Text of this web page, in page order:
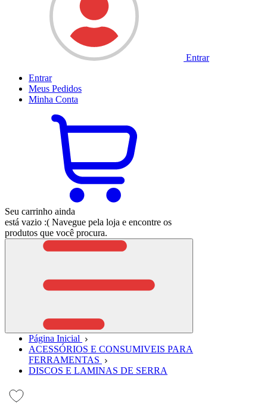
Entrar
Entrar
Meus Pedidos
Minha Conta
Seu carrinho ainda
está vazio :( Navegue pela loja e encontre os
produtos que você procura.
Página Inicial
ACESSÓRIOS E CONSUMIVEIS PARA
FERRAMENTAS
DISCOS E LAMINAS DE SERRA